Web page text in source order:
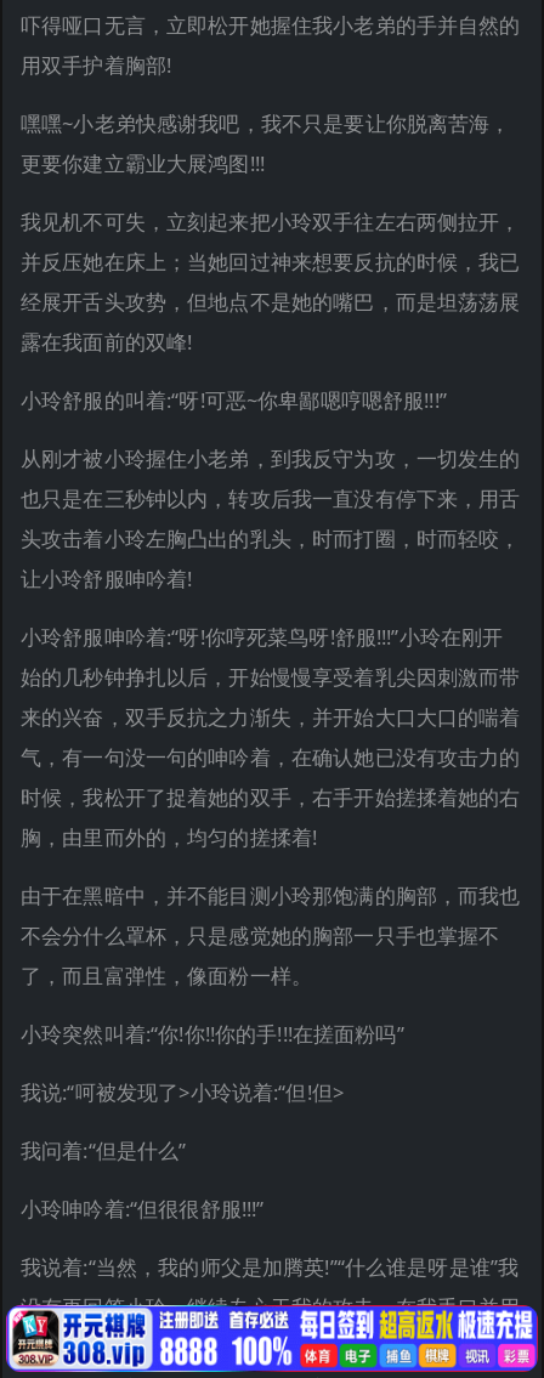
吓得哑口无言，立即松开她握住我小老弟的手并自然的
用双手护着胸部!
嘿嘿~小老弟快感谢我吧，我不只是要让你脱离苦海，
更要你建立霸业大展鸿图!!!
我见机不可失，立刻起来把小玲双手往左右两侧拉开，
并反压她在床上；当她回过神来想要反抗的时候，我已
经展开舌头攻势，但地点不是她的嘴巴，而是坦荡荡展
露在我面前的双峰!
小玲舒服的叫着:“呀!可恶~你卑鄙嗯哼嗯舒服!!!”
从刚才被小玲握住小老弟，到我反守为攻，一切发生的
也只是在三秒钟以内，转攻后我一直没有停下来，用舌
头攻击着小玲左胸凸出的乳头，时而打圈，时而轻咬，
让小玲舒服呻吟着!
小玲舒服呻吟着:“呀!你哼死菜鸟呀!舒服!!!”小玲在刚开
始的几秒钟挣扎以后，开始慢慢享受着乳尖因刺激而带
来的兴奋，双手反抗之力渐失，并开始大口大口的喘着
气，有一句没一句的呻吟着，在确认她已没有攻击力的
时候，我松开了捉着她的双手，右手开始搓揉着她的右
胸，由里而外的，均匀的搓揉着!
由于在黑暗中，并不能目测小玲那饱满的胸部，而我也
不会分什么罩杯，只是感觉她的胸部一只手也掌握不
了，而且富弹性，像面粉一样。
小玲突然叫着:“你!你!!你的手!!!在搓面粉吗”
我说:“呵被发现了>小玲说着:“但!但>
我问着:“但是什么”
小玲呻吟着:“但很很舒服!!!”
我说着:“当然，我的师父是加腾英!”“什么谁是呀是谁”我
没有再回答小玲，继续专心于我的攻击，在我手口并用
的刺激她胸部的时候，我的左手并没有闲着，我漫游于